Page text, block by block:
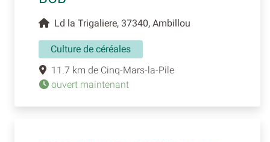
Ld la Trigaliere, 37340, Ambillou
Culture de céréales
11.7 km de Cinq-Mars-la-Pile
ouvert maintenant